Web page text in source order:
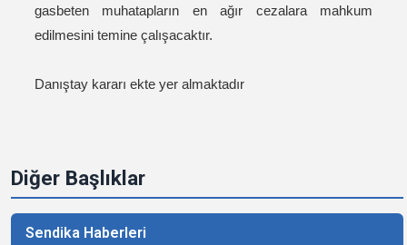
Diğer Başlıklar
Sendika Haberleri
gasbeten muhatapların en ağır cezalara mahkum
edilmesini temine çalışacaktır.
Danıştay kararı ekte yer almaktadır